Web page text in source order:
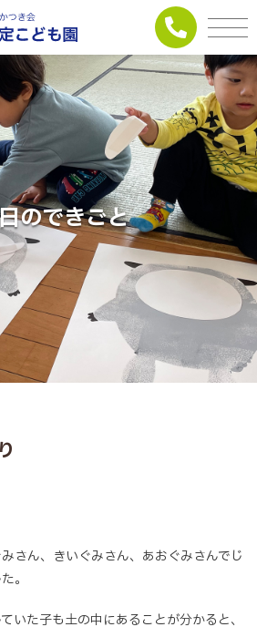
のできごと
さん、きいぐみさん、あおぐみさんでじ
。
いた子も土の中にあることが分かると、